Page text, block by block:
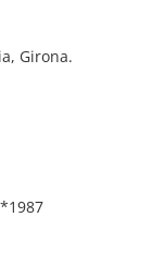
Girona.